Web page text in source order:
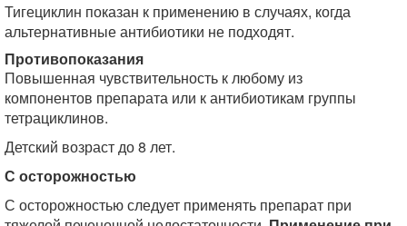
Тигециклин показан к применению в случаях, когда
альтернативные антибиотики не подходят.
Противопоказания
Повышенная чувствительность к любому из
компонентов препарата или к антибиотикам группы
тетрациклинов.
Детский возраст до 8 лет.
С осторожностью
С осторожностью следует применять препарат при